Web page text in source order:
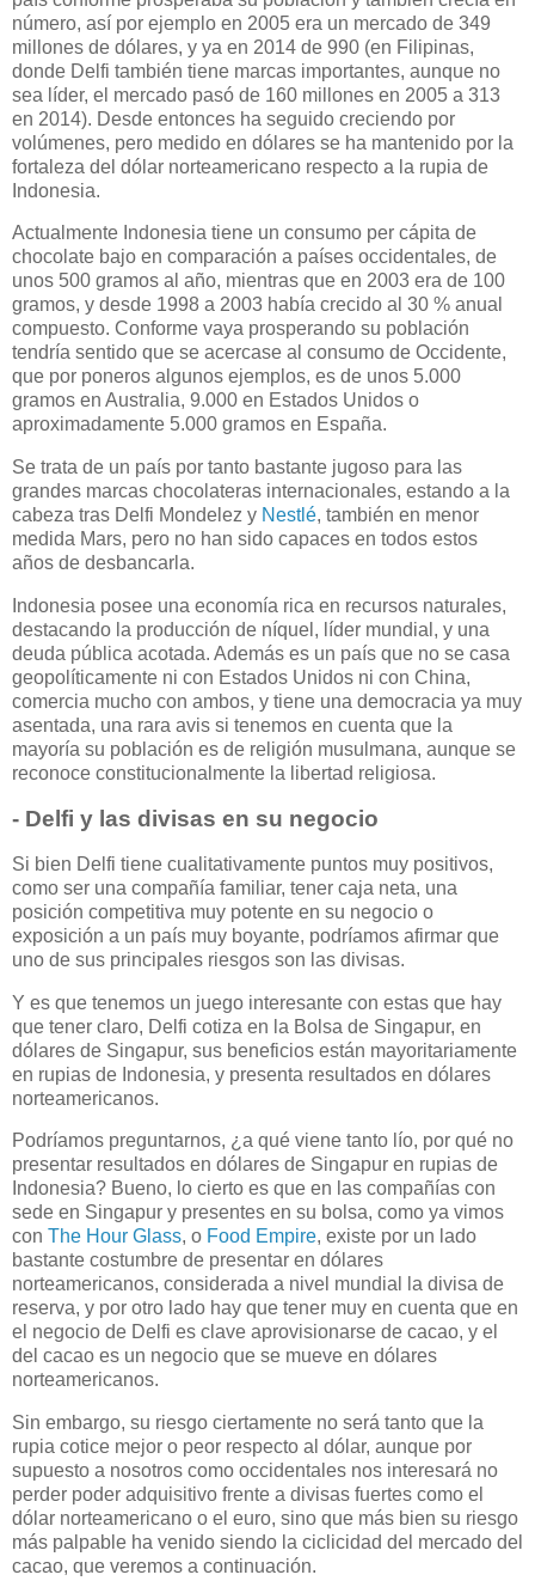
número, así por ejemplo en 2005 era un mercado de 349
millones de dólares, y ya en 2014 de 990 (en Filipinas,
donde Delfi también tiene marcas importantes, aunque no
sea líder, el mercado pasó de 160 millones en 2005 a 313
en 2014). Desde entonces ha seguido creciendo por
volúmenes, pero medido en dólares se ha mantenido por la
fortaleza del dólar norteamericano respecto a la rupia de
Indonesia.
Actualmente Indonesia tiene un consumo per cápita de
chocolate bajo en comparación a países occidentales, de
unos 500 gramos al año, mientras que en 2003 era de 100
gramos, y desde 1998 a 2003 había crecido al 30 % anual
compuesto. Conforme vaya prosperando su población
tendría sentido que se acercase al consumo de Occidente,
que por poneros algunos ejemplos, es de unos 5.000
gramos en Australia, 9.000 en Estados Unidos o
aproximadamente 5.000 gramos en España.
Se trata de un país por tanto bastante jugoso para las
grandes marcas chocolateras internacionales, estando a la
cabeza tras Delfi Mondelez y Nestlé, también en menor
medida Mars, pero no han sido capaces en todos estos
años de desbancarla.
Indonesia posee una economía rica en recursos naturales,
destacando la producción de níquel, líder mundial, y una
deuda pública acotada. Además es un país que no se casa
geopolíticamente ni con Estados Unidos ni con China,
comercia mucho con ambos, y tiene una democracia ya muy
asentada, una rara avis si tenemos en cuenta que la
mayoría su población es de religión musulmana, aunque se
reconoce constitucionalmente la libertad religiosa.
- Delfi y las divisas en su negocio
Si bien Delfi tiene cualitativamente puntos muy positivos,
como ser una compañía familiar, tener caja neta, una
posición competitiva muy potente en su negocio o
exposición a un país muy boyante, podríamos afirmar que
uno de sus principales riesgos son las divisas.
Y es que tenemos un juego interesante con estas que hay
que tener claro, Delfi cotiza en la Bolsa de Singapur, en
dólares de Singapur, sus beneficios están mayoritariamente
en rupias de Indonesia, y presenta resultados en dólares
norteamericanos.
Podríamos preguntarnos, ¿a qué viene tanto lío, por qué no
presentar resultados en dólares de Singapur en rupias de
Indonesia? Bueno, lo cierto es que en las compañías con
sede en Singapur y presentes en su bolsa, como ya vimos
con The Hour Glass, o Food Empire, existe por un lado
bastante costumbre de presentar en dólares
norteamericanos, considerada a nivel mundial la divisa de
reserva, y por otro lado hay que tener muy en cuenta que en
el negocio de Delfi es clave aprovisionarse de cacao, y el
del cacao es un negocio que se mueve en dólares
norteamericanos.
Sin embargo, su riesgo ciertamente no será tanto que la
rupia cotice mejor o peor respecto al dólar, aunque por
supuesto a nosotros como occidentales nos interesará no
perder poder adquisitivo frente a divisas fuertes como el
dólar norteamericano o el euro, sino que más bien su riesgo
más palpable ha venido siendo la ciclicidad del mercado del
cacao, que veremos a continuación.